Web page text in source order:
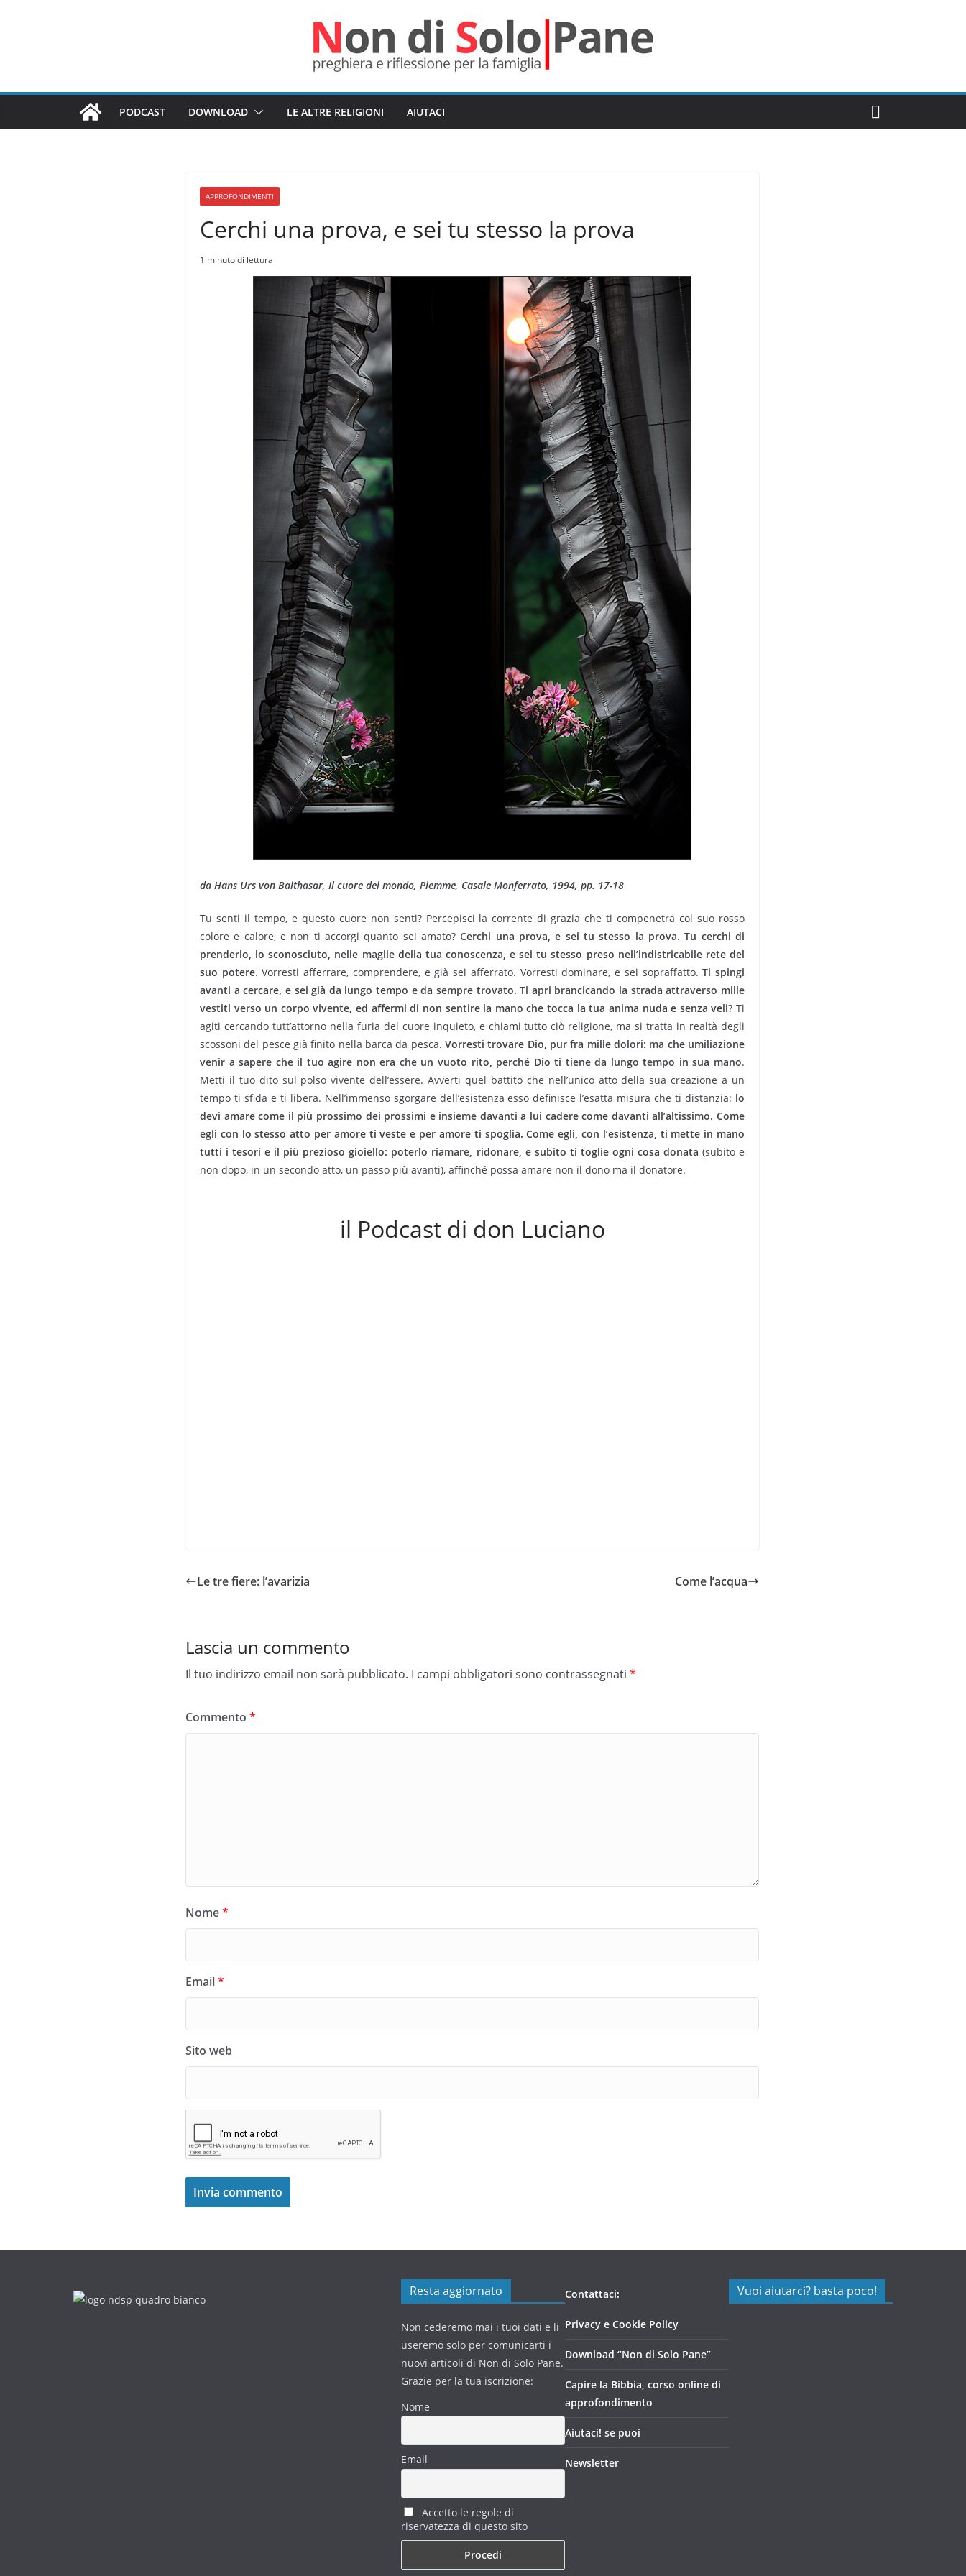
PODCAST DOWNLOAD LE ALTRE RELIGIONI AIUTACI
APPROFONDIMENTI
Cerchi una prova, e sei tu stesso la prova
1 minuto di lettura
da Hans Urs von Balthasar, Il cuore del mondo, Piemme, Casale Monferrato, 1994, pp. 17-18
Tu senti il tempo, e questo cuore non senti? Percepisci la corrente di grazia che ti compenetra col suo rosso
colore e calore, e non ti accorgi quanto sei amato?Cerchi una prova, e sei tu stesso la prova. Tu cerchi di
prenderlo, lo sconosciuto, nelle maglie della tua conoscenza, e sei tu stesso preso nell’indistricabile rete del
suo potere. Vorresti afferrare, comprendere, e già sei afferrato. Vorresti dominare, e sei sopraffatto.Ti spingi
avanti a cercare, e sei già da lungo tempo e da sempre trovato. Ti apri brancicando la strada attraverso mille
vestiti verso un corpo vivente, ed affermi di non sentire la mano che tocca la tua anima nuda e senza veli? Ti
agiti cercando tutt’attorno nella furia del cuore inquieto, e chiami tutto ciò religione, ma si tratta in realtà degli
scossoni del pesce già finito nella barca da pesca. Vorresti trovare Dio, pur fra mille dolori: ma che umiliazione
venir a sapere che il tuo agire non era che un vuoto rito, perché Dio ti tiene da lungo tempo in sua mano.
Metti il tuo dito sul polso vivente dell’essere. Avverti quel battito che nell’unico atto della sua creazione a un
tempo ti sfida e ti libera. Nell’immenso sgorgare dell’esistenza esso definisce l’esatta misura che ti distanzia: lo
devi amare come il più prossimo dei prossimi e insieme davanti a lui cadere come davanti all’altissimo. Come
egli con lo stesso atto per amore ti veste e per amore ti spoglia. Come egli, con l’esistenza, ti mette in mano
tutti i tesori e il più prezioso gioiello: poterlo riamare, ridonare, e subito ti toglie ogni cosa donata (subito e
non dopo, in un secondo atto, un passo più avanti), affinché possa amare non il dono ma il donatore.
il Podcast di don Luciano
Le tre fiere: l’avarizia Come l’acqua
Lascia un commento
Il tuo indirizzo email non sarà pubblicato. I campi obbligatori sono contrassegnati *
Commento *
Nome*
Email*
Sito web
Resta aggiornato
Non cederemo mai i tuoi dati e li
useremo solo per comunicarti i
nuovi articoli di Non di Solo Pane.
Grazie per la tua iscrizione:
Nome
Email
Accetto le regole di
riservatezza di questo sito
Contattaci:
Privacy e Cookie Policy
Download “Non di Solo Pane”
Capire la Bibbia, corso online di
approfondimento
Aiutaci! se puoi
Newsletter
Vuoi aiutarci? basta poco!